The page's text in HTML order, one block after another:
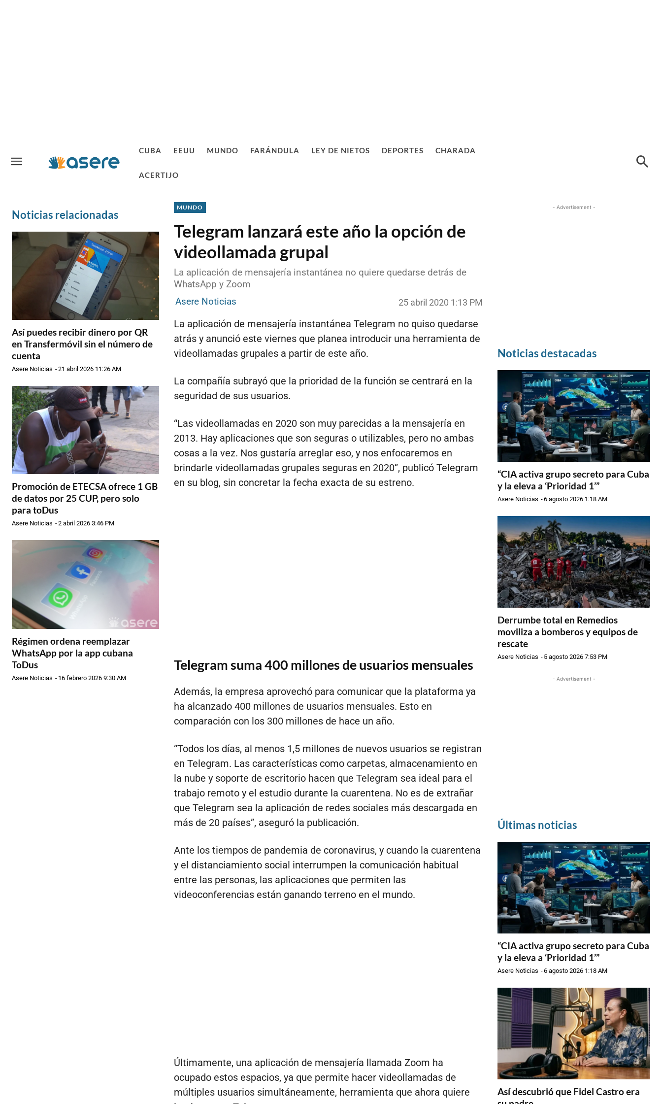
CUBA EEUU MUNDO FARÁNDULA LEY DE NIETOS DEPORTES CHARADA
ACERTIJO
Noticias relacionadas
Así puedes recibir dinero por QR
en Transfermóvil sin el número de
cuenta
Asere Noticias -21 abril 2026 11:26 AM
Promoción de ETECSA ofrece 1 GB
de datos por 25 CUP, pero solo
para toDus
Asere Noticias -2 abril 2026 3:46 PM
Régimen ordena reemplazar
WhatsApp por la app cubana
ToDus
Asere Noticias - 16 febrero 2026 9:30 AM
MUNDO
Telegram lanzará este año la opción de
videollamada grupal
La aplicación de mensajería instantánea no quiere quedarse detrás de
WhatsApp y Zoom
Asere Noticias
25 abril 2020 1:13 PM
La aplicación de mensajería instantánea Telegram no quiso quedarse
atrás y anunció este viernes que planea introducir una herramienta de
videollamadas grupales a partir de este año.
La compañía subrayó que la prioridad de la función se centrará en la
seguridad de sus usuarios.
“Las videollamadas en 2020 son muy parecidas a la mensajería en
2013. Hay aplicaciones que son seguras o utilizables, pero no ambas
cosas a la vez. Nos gustaría arreglar eso, y nos enfocaremos en
brindarle videollamadas grupales seguras en 2020”, publicó Telegram
en su blog, sin concretar la fecha exacta de su estreno.
Telegram suma 400 millones de usuarios mensuales
Además, la empresa aprovechó para comunicar que la plataforma ya
ha alcanzado 400 millones de usuarios mensuales. Esto en
comparación con los 300 millones de hace un año.
“Todos los días, al menos 1,5 millones de nuevos usuarios se registran
en Telegram. Las características como carpetas, almacenamiento en
la nube y soporte de escritorio hacen que Telegram sea ideal para el
trabajo remoto y el estudio durante la cuarentena. No es de extrañar
que Telegram sea la aplicación de redes sociales más descargada en
más de 20 países”, aseguró la publicación.
Ante los tiempos de pandemia de coronavirus, y cuando la cuarentena
y el distanciamiento social interrumpen la comunicación habitual
entre las personas, las aplicaciones que permiten las
videoconferencias están ganando terreno en el mundo.
Últimamente, una aplicación de mensajería llamada Zoom ha
ocupado estos espacios, ya que permite hacer videollamadas de
múltiples usuarios simultáneamente, herramienta que ahora quiere
- Advertisement -
Noticias destacadas
“CIA activa grupo secreto para Cuba
y la eleva a ‘Prioridad 1’”
Asere Noticias -6 agosto 2026 1:18 AM
Derrumbe total en Remedios
moviliza a bomberos y equipos de
rescate
Asere Noticias - 5 agosto 2026 7:53 PM
- Advertisement -
Últimas noticias
“CIA activa grupo secreto para Cuba
y la eleva a ‘Prioridad 1’”
Asere Noticias -6 agosto 2026 1:18 AM
Así descubrió que Fidel Castro era